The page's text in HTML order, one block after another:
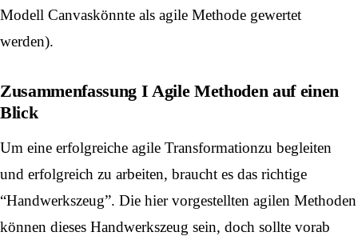
Modell Canvaskönnte als agile Methode gewertet
werden).
Zusammenfassung I Agile Methoden auf einen
Blick
Um eine erfolgreiche agile Transformationzu begleiten
und erfolgreich zu arbeiten, braucht es das richtige
“Handwerkszeug”. Die hier vorgestellten agilen Methoden
können dieses Handwerkszeug sein, doch sollte vorab